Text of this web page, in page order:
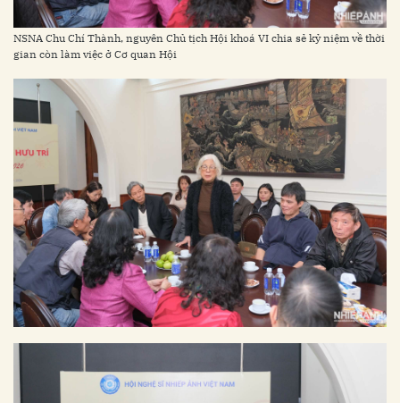
NSNA Chu Chí Thành, nguyên Chủ tịch Hội khoá VI chia sẻ kỷ niệm về thời
gian còn làm việc ở Cơ quan Hội